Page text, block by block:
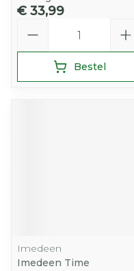
€ 33,99
Bestel
Imedeen
Imedeen Time